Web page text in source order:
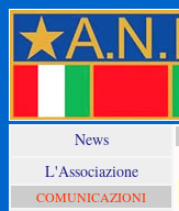
News
L'Associazione
COMUNICAZIONI